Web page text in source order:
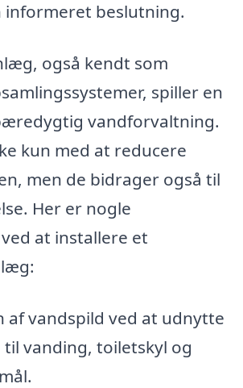
beslutning.
også kendt som
spiller en
vandforvaltning.
kun med at reducere
men de bidrager også til
Her er nogle
at installere et
af vandspild ved at udnytte
vanding, toiletskyl og